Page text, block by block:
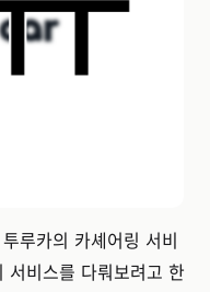
루카의 카셰어링 서비
서비스를 다뤄보려고 한